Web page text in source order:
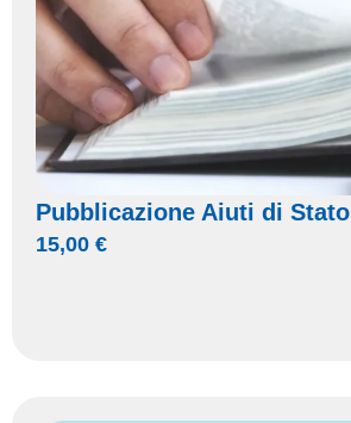
Pubblicazione Aiuti di Stato
15,00 €